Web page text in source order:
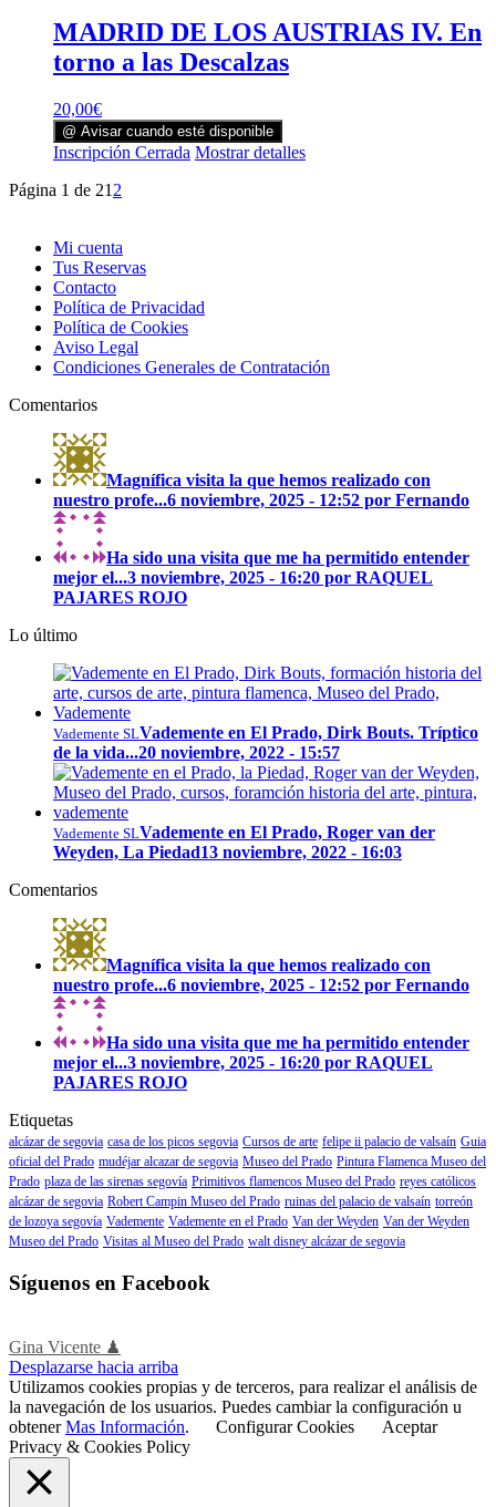
MADRID DE LOS AUSTRIAS IV. En
torno a las Descalzas
20,00€
@ Avisar cuando esté disponible
Inscripción Cerrada Mostrar detalles
Página 1 de 21 2
Mi cuenta
Tus Reservas
Contacto
Política de Privacidad
Política de Cookies
Aviso Legal
Condiciones Generales de Contratación
Comentarios
Magnífica visita la que hemos realizado con
nuestro profe...6 noviembre, 2025 - 12:52 por Fernando
Ha sido una visita que me ha permitido entender
mejor el...3 noviembre, 2025 - 16:20 por RAQUEL
PAJARES ROJO
Lo último
Vademente SLVademente en El Prado, Dirk Bouts. Tríptico
de la vida...20 noviembre, 2022 - 15:57
Vademente SLVademente en El Prado, Roger van der
Weyden, La Piedad13 noviembre, 2022 - 16:03
Comentarios
Magnífica visita la que hemos realizado con
nuestro profe...6 noviembre, 2025 - 12:52 por Fernando
Ha sido una visita que me ha permitido entender
mejor el...3 noviembre, 2025 - 16:20 por RAQUEL
PAJARES ROJO
Etiquetas
alcázar de segovia casa de los picos segovia Cursos de arte felipe ii palacio de valsaín Guia
oficial del Prado mudéjar alcazar de segovia Museo del Prado Pintura Flamenca Museo del
Prado plaza de las sirenas segovía Primitivos flamencos Museo del Prado reyes católicos
alcázar de segovia Robert Campin Museo del Prado ruinas del palacio de valsaín torreón
de lozoya segovía Vademente Vademente en el Prado Van der Weyden Van der Weyden
Museo del Prado Visitas al Museo del Prado walt disney alcázar de segovia
Síguenos en Facebook
Gina Vicente ♟
Desplazarse hacia arriba
Utilizamos cookies propias y de terceros, para realizar el análisis de
la navegación de los usuarios. Puedes cambiar la configuración u
obtenerMas Información. Configurar Cookies
Aceptar
Privacy & Cookies Policy